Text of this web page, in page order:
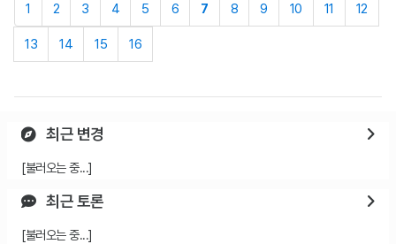
1 2 3 4 5 6 7 8 9 10 11 12
13 14 15 16
최근 변경
[불러오는 중...]
최근 토론
[불러오는 중...]